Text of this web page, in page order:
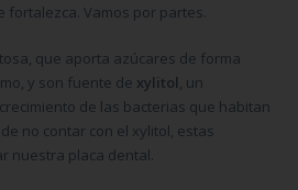
fortalezca. Vamos por partes.
que aporta azúcares de forma
y son fuente de xylitol, un
de las bacterias que habitan
no contar con el xylitol, estas
nuestra placa dental.